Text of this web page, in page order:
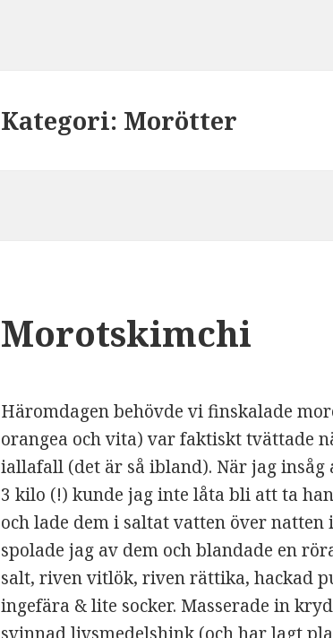
Kategori: Morötter
Morotskimchi
Häromdagen behövde vi finskalade
orangea och vita) var faktiskt tvättade
iallafall (det är så ibland). När jag insåg
3 kilo (!) kunde jag inte låta bli att ta
och lade dem i saltat vatten över
spolade jag av dem och blandade en
salt, riven vitlök, riven rättika, hackad
ingefära & lite socker. Masserade in